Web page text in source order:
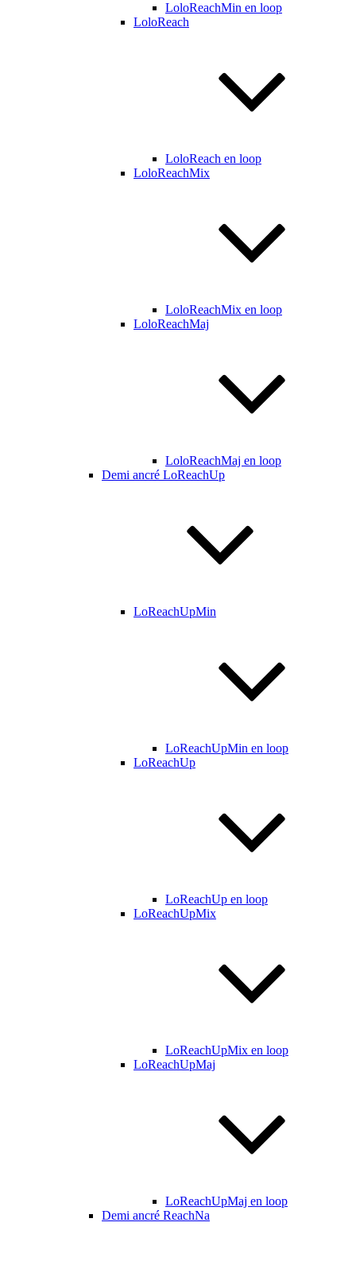
LoloReachMin en loop
LoloReach
LoloReach en loop
LoloReachMix
LoloReachMix en loop
LoloReachMaj
LoloReachMaj en loop
Demi ancré LoReachUp
LoReachUpMin
LoReachUpMin en loop
LoReachUp
LoReachUp en loop
LoReachUpMix
LoReachUpMix en loop
LoReachUpMaj
LoReachUpMaj en loop
Demi ancré ReachNa